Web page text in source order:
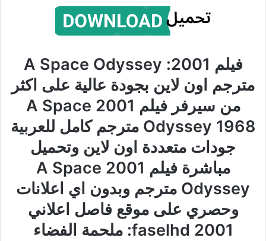
فيلم 2001: A Space Odyssey
مترجم اون لاين بجودة عالية على اكثر
من سيرفر فيلم 2001 A Space
Odyssey 1968 مترجم كامل للعربية
جودات متعددة اون لاين وتحميل
مباشرة فيلم 2001 A Space
Odyssey مترجم وبدون اي اعلانات
وحصري على موقع فاصل اعلاني
faselhd 2001: ملحمة الفضاء